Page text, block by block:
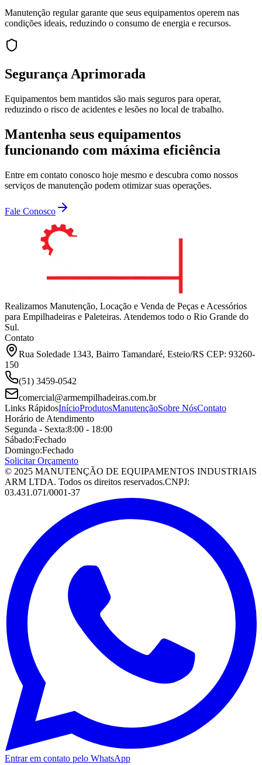
Manutenção regular garante que seus equipamentos operem nas
condições ideais, reduzindo o consumo de energia e recursos.
Segurança Aprimorada
Equipamentos bem mantidos são mais seguros para operar,
reduzindo o risco de acidentes e lesões no local de trabalho.
Mantenha seus equipamentos
funcionando com máxima eficiência
Entre em contato conosco hoje mesmo e descubra como nossos
serviços de manutenção podem otimizar suas operações.
Fale Conosco
Realizamos Manutenção, Locação e Venda de Peças e Acessórios
para Empilhadeiras e Paleteiras. Atendemos todo o Rio Grande do
Sul.
Contato
Rua Soledade 1343, Bairro Tamandaré, Esteio/RS CEP: 93260-
150
(51) 3459-0542
comercial@armempilhadeiras.com.br
Links RápidosInícioProdutosManutençãoSobre NósContato
Horário de Atendimento
Segunda - Sexta:8:00 - 18:00
Sábado:Fechado
Domingo:Fechado
Solicitar Orçamento
© 2025 MANUTENÇÃO DE EQUIPAMENTOS INDUSTRIAIS
ARM LTDA. Todos os direitos reservados.CNPJ:
03.431.071/0001-37
Entrar em contato pelo WhatsApp